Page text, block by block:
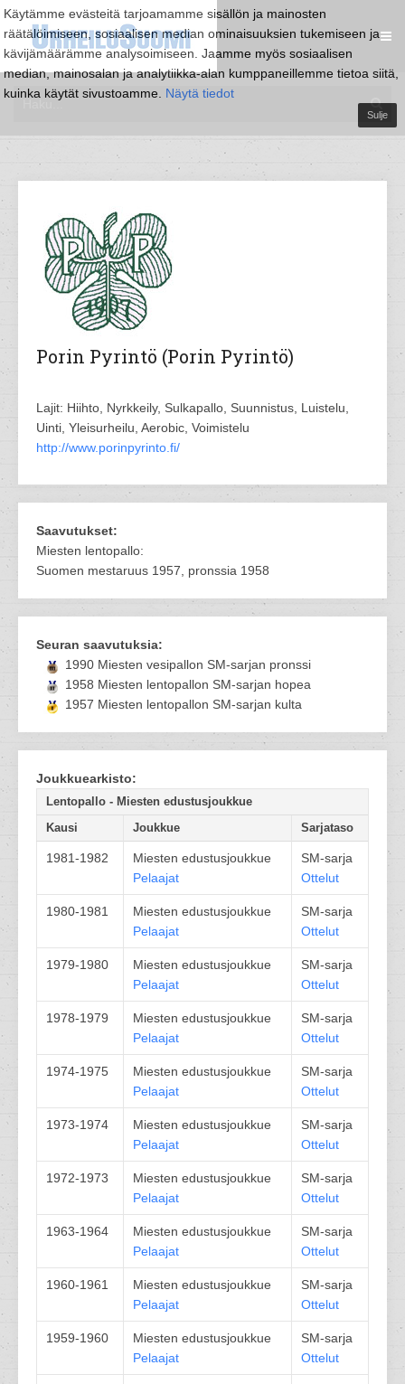
Käytämme evästeitä tarjoamamme sisällön ja mainosten
räätälöimiseen, sosiaalisen median ominaisuuksien tukemiseen ja
kävijämäärämme analysoimiseen. Jaamme myös sosiaalisen
median, mainosalan ja analytiikka-alan kumppaneillemme tietoa siitä,
kuinka käytät sivustoamme. Näytä tiedot
Sulje
Porin Pyrintö (Porin Pyrintö)
Lajit: Hiihto, Nyrkkeily, Sulkapallo, Suunnistus, Luistelu,
Uinti, Yleisurheilu, Aerobic, Voimistelu
http://www.porinpyrinto.fi/
Saavutukset:
Miesten lentopallo:
Suomen mestaruus 1957, pronssia 1958
Seuran saavutuksia:
1990 Miesten vesipallon SM-sarjan pronssi
1958 Miesten lentopallon SM-sarjan hopea
1957 Miesten lentopallon SM-sarjan kulta
Joukkuearkisto:
Lentopallo - Miesten edustusjoukkue
Kausi
Joukkue Sarjataso
1981-1982
Miesten edustusjoukkue
Pelaajat
SM-sarja
Ottelut
1980-1981
Miesten edustusjoukkue
Pelaajat
SM-sarja
Ottelut
1979-1980
Miesten edustusjoukkue
Pelaajat
SM-sarja
Ottelut
1978-1979
Miesten edustusjoukkue
Pelaajat
SM-sarja
Ottelut
1974-1975
Miesten edustusjoukkue
Pelaajat
SM-sarja
Ottelut
1973-1974
Miesten edustusjoukkue
Pelaajat
SM-sarja
Ottelut
1972-1973
Miesten edustusjoukkue
Pelaajat
SM-sarja
Ottelut
1963-1964
Miesten edustusjoukkue
Pelaajat
SM-sarja
Ottelut
1960-1961
Miesten edustusjoukkue
Pelaajat
SM-sarja
Ottelut
1959-1960
Miesten edustusjoukkue
Pelaajat
SM-sarja
Ottelut